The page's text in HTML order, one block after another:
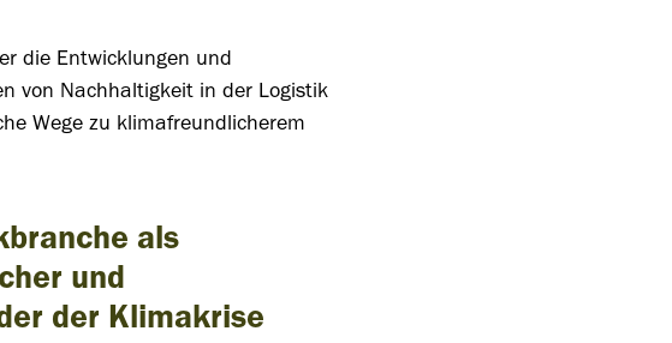
die Entwicklungen und
von Nachhaltigkeit in der Logistik
Wege zu klimafreundlicherem
als
und
der Klimakrise